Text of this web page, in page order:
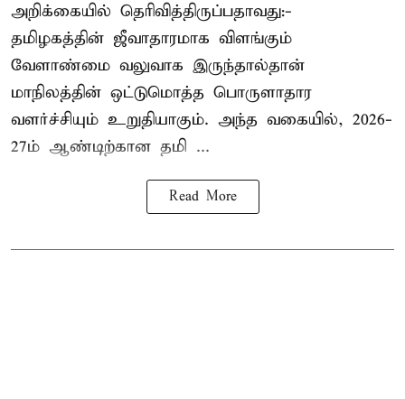
அறிக்கையில் தெரிவித்திருப்பதாவது:-
தமிழகத்தின் ஜீவாதாரமாக விளங்கும்
வேளாண்மை வலுவாக இருந்தால்தான்
மாநிலத்தின் ஒட்டுமொத்த பொருளாதார
வளர்ச்சியும் உறுதியாகும். அந்த வகையில், 2026-
27ம் ஆண்டிற்கான தமி ...
Read More